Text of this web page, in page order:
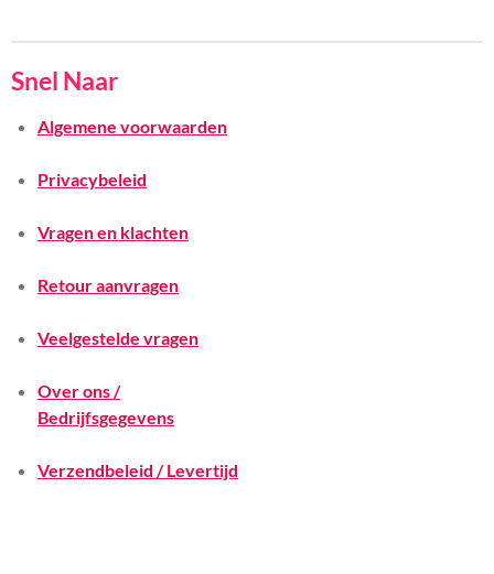
Snel Naar
Algemene voorwaarden
Privacybeleid
Vragen en klachten
Retour aanvragen
Veelgestelde vragen
Over ons /
Bedrijfsgegevens
Verzendbeleid / Levertijd